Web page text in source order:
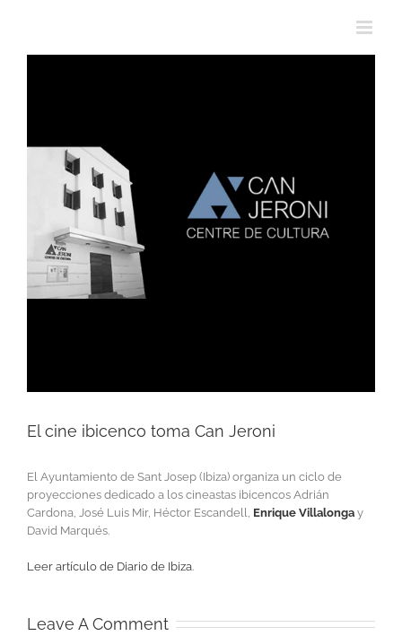
El cine ibicenco toma Can Jeroni
El Ayuntamiento de Sant Josep (Ibiza) organiza un ciclo de
proyecciones dedicado a los cineastas ibicencos Adrián
Cardona, José Luis Mir, Héctor Escandell, Enrique Villalonga y
David Marqués.
Leer artículo de Diario de Ibiza.
Leave A Comment